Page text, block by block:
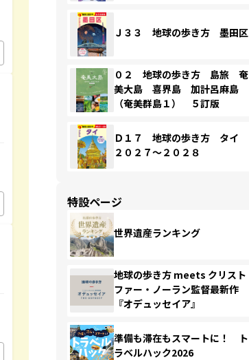
Ｊ３３ 地球の歩き方 墨田区
０２ 地球の歩き方 島旅 奄
美大島 喜界島 加計呂麻島
（奄美群島１） ５訂版
Ｄ１７ 地球の歩き方 タイ
２０２７～２０２８
特設ページ
世界遺産ランキング
地球の歩き方 meets クリスト
ファー・ノーラン監督最新作
『オデュッセイア』
準備も滞在もスマートに！ ト
ラベルハック2026